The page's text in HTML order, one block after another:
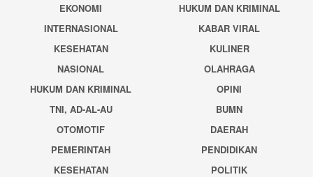
EKONOMI
HUKUM DAN KRIMINAL
INTERNASIONAL
KABAR VIRAL
KESEHATAN
KULINER
NASIONAL
OLAHRAGA
HUKUM DAN KRIMINAL
OPINI
TNI, AD-AL-AU
BUMN
OTOMOTIF
DAERAH
PEMERINTAH
PENDIDIKAN
KESEHATAN
POLITIK